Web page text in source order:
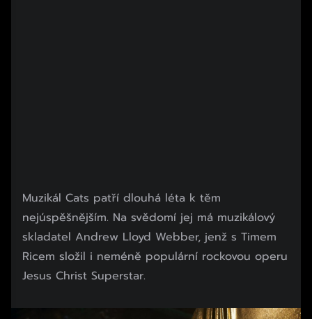
Muzikál Cats patří dlouhá léta k těm
nejúspěšnějším. Na svědomí jej má muzikálový
skladatel Andrew Lloyd Webber, jenž s Timem
Ricem složil i neméně populární rockovou operu
Jesus Christ Superstar.